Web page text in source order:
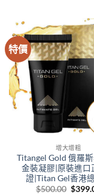
特價
增大增粗
Titangel Gold 俄羅
金裝凝膠|原裝進口
證|Titan Gel香港
$500.00 $